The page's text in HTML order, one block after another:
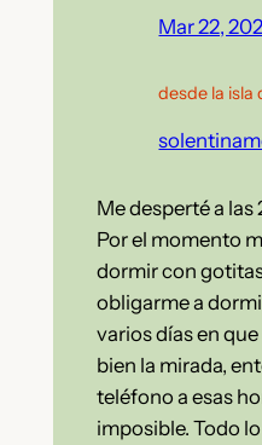
Mar 22,
desde la isla
Me desperté a las
Por el momento
dormir con
obligarme a
varios días en
bien la mirada,
teléfono a esas
imposible. Todo